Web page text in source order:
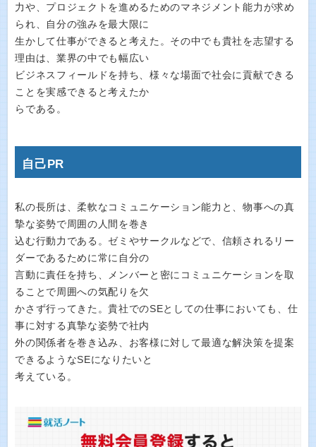
力や、プロジェクトを進めるためのマネジメント能力が求め
られ、自分の強みを最大限に
生かして仕事ができると考えた。その中でも貴社を志望する
理由は、業界の中でも幅広い
ビジネスフィールドを持ち、様々な場面で社会に貢献できる
ことを実感できると考えたか
らである。
自己PR
私の長所は、柔軟なコミュニケーション能力と、物事への真
摯な姿勢で周囲の人間を巻き
込む行動力である。ゼミやサークルなどで、信頼されるリー
ダーであるために常に自分の
言動に責任を持ち、メンバーと密にコミュニケーションを取
ることで周囲への気配りを欠
かさず行ってきた。貴社でのSEとしての仕事においても、仕
事に対する真摯な姿勢で社内
外の関係者を巻き込み、お客様に対して最適な解決策を提案
できるようなSEになりたいと
考えている。